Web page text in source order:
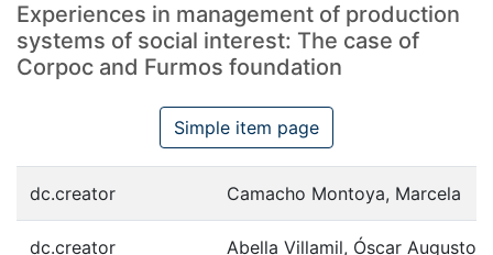
Experiences in management of production
systems of social interest: The case of
Corpoc and Furmos foundation
Simple item page
dc.creator Camacho Montoya, Marcela
dc.creator Abella Villamil, Óscar Augusto